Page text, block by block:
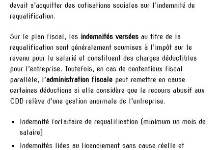
devait s’acquitter des cotisations sociales sur l’indemnité de
requalification.
Sur le plan fiscal, les indemnités versées au titre de la
requalification sont généralement soumises à l’impôt sur le
revenu pour le salarié et constituent des charges déductibles
pour l’entreprise. Toutefois, en cas de contentieux fiscal
parallèle, l’administration fiscale peut remettre en cause
certaines déductions si elle considère que le recours abusif aux
CDD relève d’une gestion anormale de l’entreprise.
Indemnité forfaitaire de requalification (minimum un mois de
salaire)
Indemnités liées au licenciement sans cause réelle et